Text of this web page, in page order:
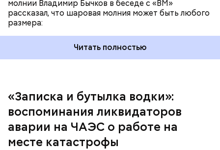
молнии Владимир Бычков в беседе с «ВМ»
рассказал, что шаровая молния может быть любого
размера:
Читать полностью
«Записка и бутылка водки»:
воспоминания ликвидаторов
аварии на ЧАЭС о работе на
месте катастрофы
транспорт. Привезли в полк. Построились. Сказали,
что произошло. Создали мобильный отряд. Через
несколько часов мы направились в сторону
Чернобыля, — вспоминает Макеев.
добрых дел во славу Божию.